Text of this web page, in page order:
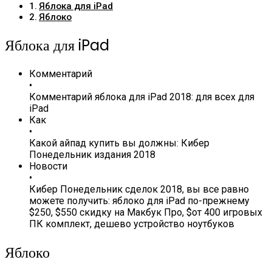
Яблока для iPad
Яблоко
Яблока для iPad
Комментарий
•
Комментарий яблока для iPad 2018: для всех для
iPad
Как
•
Какой айпад купить вы должны: Кибер
Понедельник издания 2018
Новости
•
Кибер Понедельник сделок 2018, вы все равно
можете получить: яблоко для iPad по-прежнему
$250, $550 скидку на Макбук Про, $от 400 игровых
ПК комплект, дешево устройство ноутбуков
Яблоко